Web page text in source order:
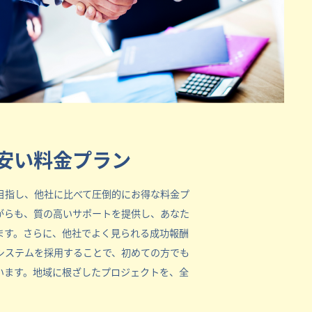
い料金プラン
し、他社に比べて圧倒的にお得な料金プ
も、質の高いサポートを提供し、あなた
。さらに、他社でよく見られる成功報酬
テムを採用することで、初めての方でも
す。地域に根ざしたプロジェクトを、全